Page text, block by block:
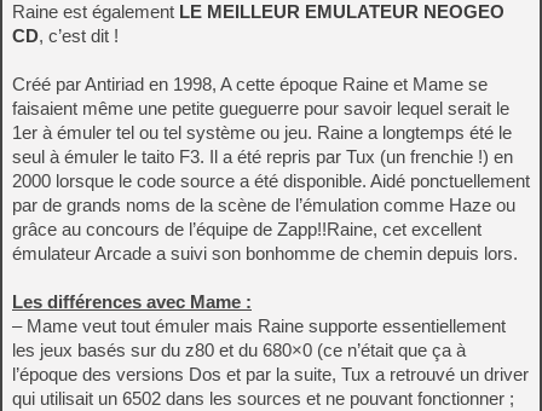
Raine est également LE MEILLEUR EMULATEUR NEOGEO
CD, c’est dit !
Créé par Antiriad en 1998, A cette époque Raine et Mame se
faisaient même une petite gueguerre pour savoir lequel serait le
1er à émuler tel ou tel système ou jeu. Raine a longtemps été le
seul à émuler le taito F3. Il a été repris par Tux (un frenchie !) en
2000 lorsque le code source a été disponible. Aidé ponctuellement
par de grands noms de la scène de l’émulation comme Haze ou
grâce au concours de l’équipe de Zapp!!Raine, cet excellent
émulateur Arcade a suivi son bonhomme de chemin depuis lors.
Les différences avec Mame :
– Mame veut tout émuler mais Raine supporte essentiellement
les jeux basés sur du z80 et du 680×0 (ce n’était que ça à
l’époque des versions Dos et par la suite, Tux a retrouvé un driver
qui utilisait un 6502 dans les sources et ne pouvant fonctionner ;